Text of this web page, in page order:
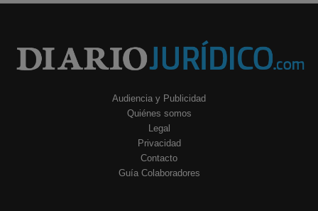
Audiencia y Publicidad
Quiénes somos
Legal
Privacidad
Contacto
Guía Colaboradores